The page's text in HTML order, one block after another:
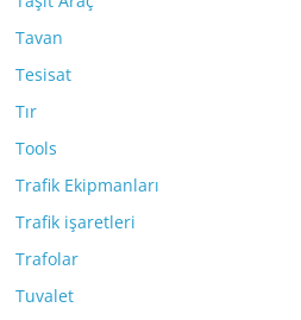
Tavan
Tesisat
Tır
Tools
Trafik Ekipmanları
Trafik işaretleri
Trafolar
Tuvalet